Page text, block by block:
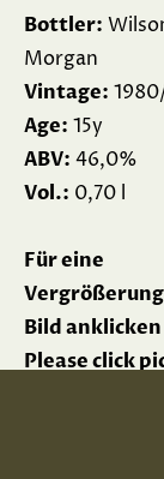
Bottler:
Morgan
Vintage:
Age: 15y
ABV: 46,0%
Vol.: 0,70 l
Für eine
Bild
Please click